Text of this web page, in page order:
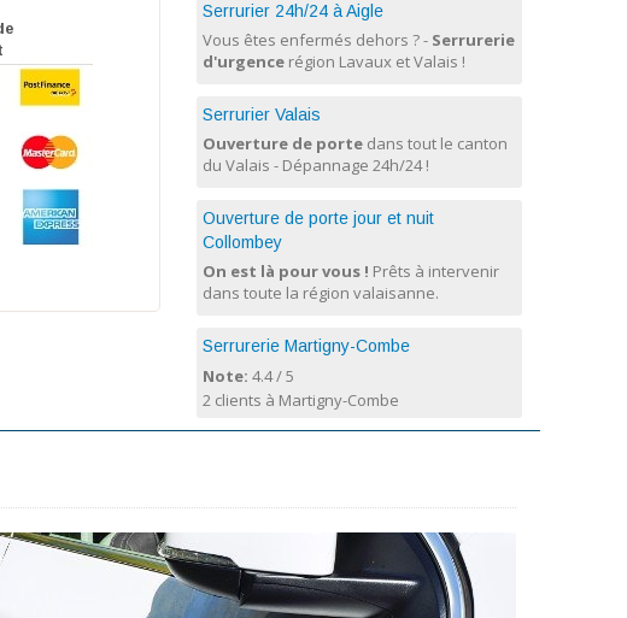
Serrurier 24h/24 à Aigle
Vous êtes enfermés dehors ? - Serrurerie
d'urgence région Lavaux et Valais !
Serrurier Valais
Ouverture de porte dans tout le canton
du Valais - Dépannage 24h/24 !
Ouverture de porte jour et nuit
Collombey
On est là pour vous ! Prêts à intervenir
dans toute la région valaisanne.
Serrurerie Martigny-Combe
Note: 4.4/5
2 clients à Martigny-Combe